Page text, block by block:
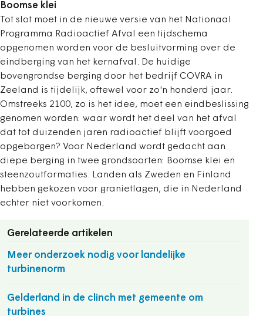
Boomse klei
Tot slot moet in de nieuwe versie van het Nationaal
Programma Radioactief Afval een tijdschema
opgenomen worden voor de besluitvorming over de
eindberging van het kernafval. De huidige
bovengrondse berging door het bedrijf COVRA in
Zeeland is tijdelijk, oftewel voor zo'n honderd jaar.
Omstreeks 2100, zo is het idee, moet een eindbeslissing
genomen worden: waar wordt het deel van het afval
dat tot duizenden jaren radioactief blijft voorgoed
opgeborgen? Voor Nederland wordt gedacht aan
diepe berging in twee grondsoorten: Boomse klei en
steenzoutformaties. Landen als Zweden en Finland
hebben gekozen voor granietlagen, die in Nederland
echter niet voorkomen.
Gerelateerde artikelen
Meer onderzoek nodig voor landelijke
turbinenorm
Gelderland in de clinch met gemeente om
turbines